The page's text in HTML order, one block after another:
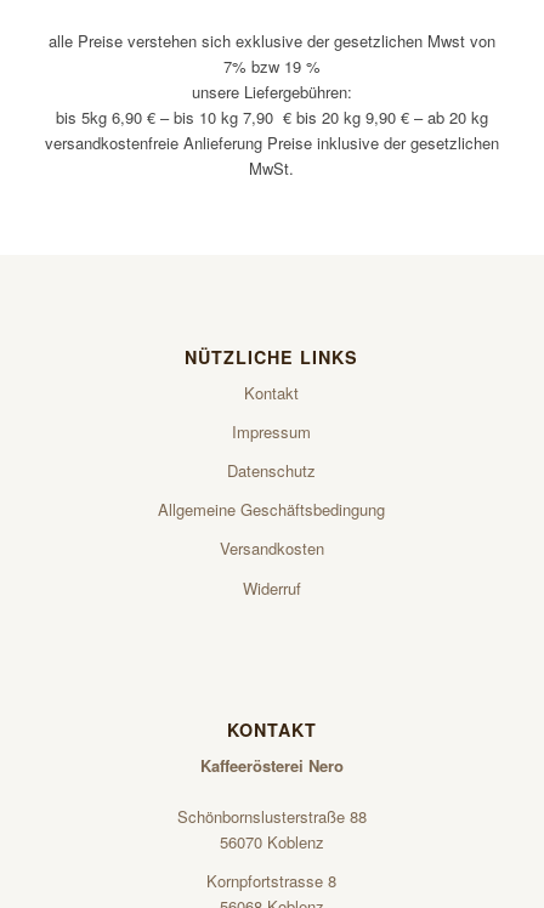
Produktseite
gewählt
werden
alle Preise verstehen sich exklusive der gesetzlichen Mwst von
7% bzw 19 %
unsere Liefergebühren:
bis 5kg 6,90 € – bis 10 kg 7,90 € bis 20 kg 9,90 € – ab 20 kg
versandkostenfreie Anlieferung Preise inklusive der gesetzlichen
MwSt.
NÜTZLICHE LINKS
Kontakt
Impressum
Datenschutz
Allgemeine Geschäftsbedingung
Versandkosten
Widerruf
KONTAKT
Kaffeerösterei Nero
Schönbornslusterstraße 88
56070 Koblenz
Kornpfortstrasse 8